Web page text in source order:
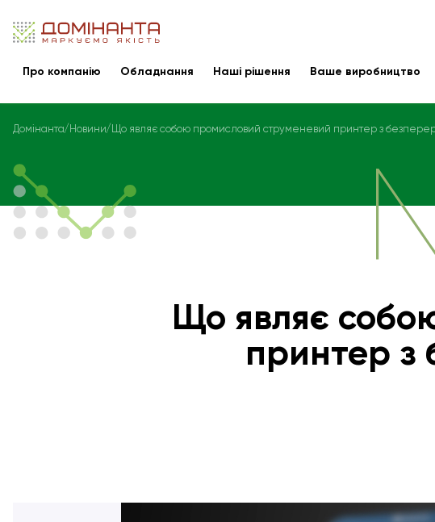
Про компанію Обладнання Наші рішення Ваше виробництво
Домінанта Новини Що являє собою промисловий струменевий принтер з
Що являє
принтер